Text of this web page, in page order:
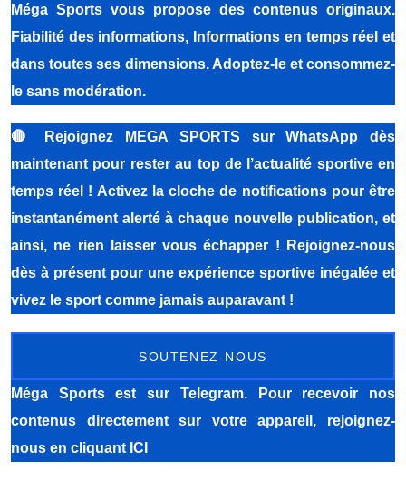
Méga Sports vous propose des contenus originaux.
Fiabilité des informations, Informations en temps réel et
dans toutes ses dimensions. Adoptez-le et consommez-
le sans modération.
🔴
Rejoignez MEGA SPORTS sur WhatsApp dès
maintenant pour rester au top de l’actualité sportive en
temps réel ! Activez la cloche de notifications pour être
instantanément alerté à chaque nouvelle publication, et
ainsi, ne rien laisser vous échapper ! Rejoignez-nous
dès à présent pour une expérience sportive inégalée et
vivez le sport comme jamais auparavant !
SOUTENEZ-NOUS
Méga Sportsest sur Telegram. Pour recevoir nos
contenus directement sur votre appareil, rejoignez-
nous en cliquant ICI